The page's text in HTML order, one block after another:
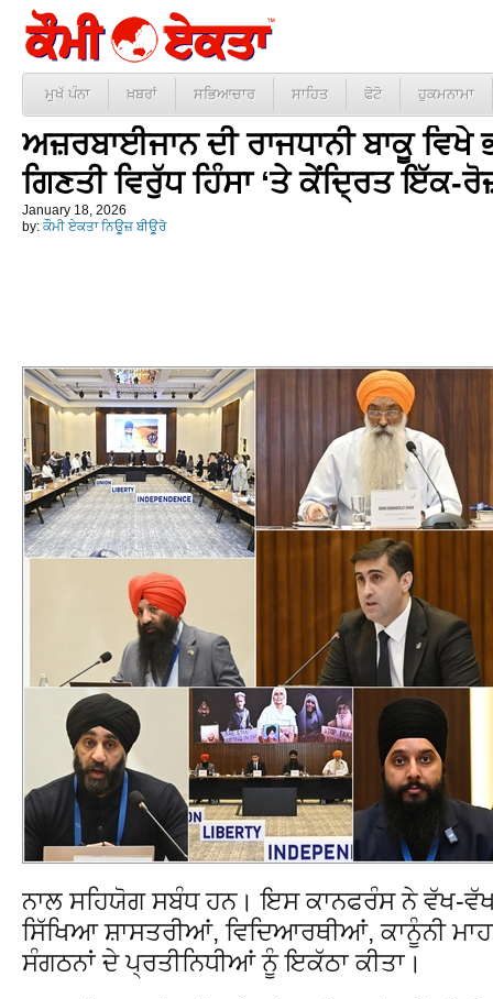
ਮੁਖੱ ਪੰਨਾ ਖ਼ਬਰਾਂ ਸਭਿਆਚਾਰ ਸਾਹਿਤ ਫੋਟੋ ਹੁਕਮਨਾਮਾ
ਅਜ਼ਰਬਾਈਜਾਨ ਦੀ ਰਾਜਧਾਨੀ ਬਾਕੂ ਵਿਖੇ
ਗਿਣਤੀ ਵਿਰੁੱਧ ਹਿੰਸਾ ‘ਤੇ ਕੇਂਦ੍ਰਿਤ ਇੱਕ-
January 18, 2026
by: ਕੌਮੀ ਏਕਤਾ ਨਿਊਜ਼ ਬੀਊਰੋ
ਨਾਲ ਸਹਿਯੋਗ ਸਬੰਧ ਹਨ। ਇਸ ਕਾਨਫਰੰਸ ਨੇ ਵੱਖ-
ਸਿੱਖਿਆ ਸ਼ਾਸਤਰੀਆਂ, ਵਿਦਿਆਰਥੀਆਂ, ਕਾਨੂੰਨੀ
ਸੰਗਠਨਾਂ ਦੇ ਪ੍ਰਤੀਨਿਧੀਆਂ ਨੂੰ ਇਕੱਠਾ ਕੀਤਾ।